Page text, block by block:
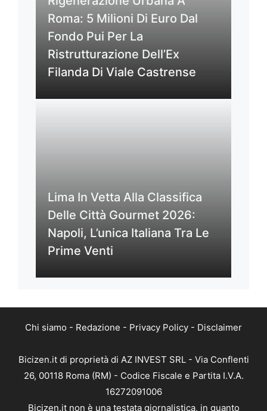
Roma: 5 Milioni Di Euro Dal
Fondo Pui Per La
Ristrutturazione Dell’Ex
Filanda Di Viale Castrense
Lima In Vetta Alla Classifica
Delle Città Gourmet 2026:
Napoli, L’unica Italiana Tra Le
Prime Venti
Chi siamo - Redazione - Privacy Policy - Disclaimer
Bicizen.it di proprietà di AZ INVEST SRL - Via Conflenti
26, 00118 Roma (RM) - Codice Fiscale e Partita I.V.A.
16272091006
Bicizen.it non è una testata giornalistica, in quanto